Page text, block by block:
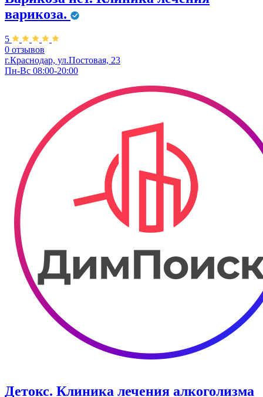
варикоза.
5
0 отзывов
г.Краснодар, ул.Постовая, 23
Пн-Вс 08:00-20:00
Детокс. Клиника лечения алкоголизма